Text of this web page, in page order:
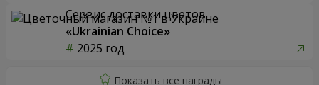
Сервис доставки цветов
«Ukrainian Choice»
2025 год